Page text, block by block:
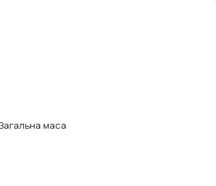
маса